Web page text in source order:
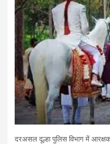
दरअसल दूल्हा पुलिस विभाग में